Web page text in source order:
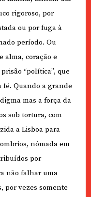
rigoroso, por
ou por fuga à
período. Ou
alma, coração e
“política”, que
fé. Quando a grande
mas a força da
sob tortura, com
a Lisboa para
nómada em
por
não falhar uma
por vezes somente